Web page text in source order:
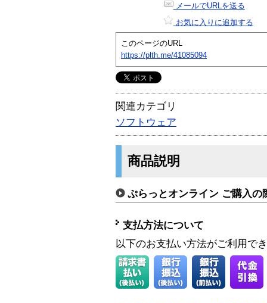
メールでURLを送る
お気に入りに追加する
このページのURL
https://plth.me/41085094
関連カテゴリ
ソフトウェア
商品説明
ぷらっとオンライン ご購入の
支払方法について
以下のお支払い方法がご利用で